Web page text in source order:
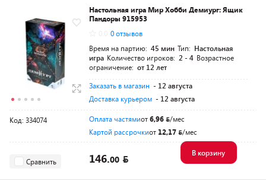
Настольная игра Мир Хобби Демиург: Ящик
Пандоры 915953
0 отзывов
Время на партию: 45 мин Тип: Настольная
игра Количество игроков: 2 - 4 Возрастное
ограничение: от 12 лет
Заказать в магазин - 12 августа
Доставка курьером - 12 августа
Код: 334074 Оплата частямиот6,96
/мес
Картой рассрочкиот 12,17 /мес
Сравнить 146.00
В корзину